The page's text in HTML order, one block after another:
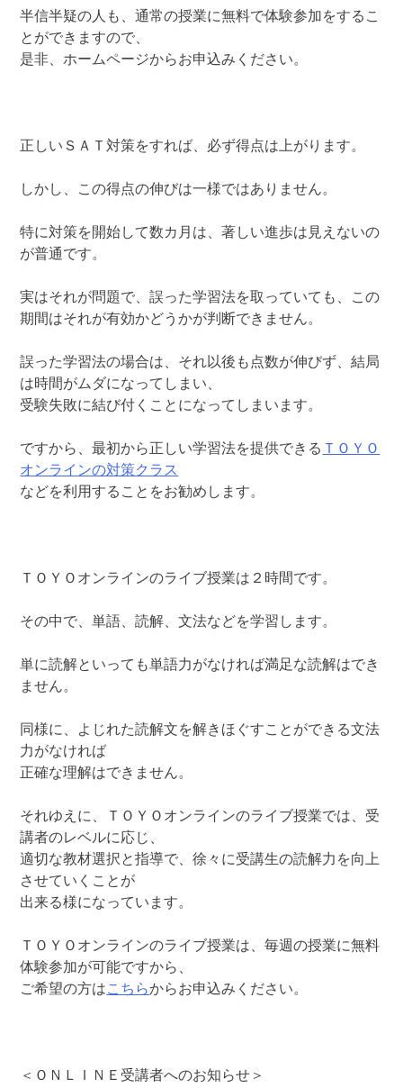
半信半疑の人も、通常の授業に無料で体験参加をするこ
とができますので、
是非、ホームページからお申込みください。
正しいＳＡＴ対策をすれば、必ず得点は上がります。
しかし、この得点の伸びは一様ではありません。
特に対策を開始して数カ月は、著しい進歩は見えないの
が普通です。
実はそれが問題で、誤った学習法を取っていても、この
期間はそれが有効かどうかが判断できません。
誤った学習法の場合は、それ以後も点数が伸びず、結局
は時間がムダになってしまい、
受験失敗に結び付くことになってしまいます。
ですから、最初から正しい学習法を提供できる ＴＯＹＯ
オンラインの対策クラス
などを利用することをお勧めします。
ＴＯＹＯオンラインのライブ授業は２時間です。
その中で、単語、読解、文法などを学習します。
単に読解といっても単語力がなければ満足な読解はでき
ません。
同様に、よじれた読解文を解きほぐすことができる文法
力がなければ
正確な理解はできません。
それゆえに、ＴＯＹＯオンラインのライブ授業では、受
講者のレベルに応じ、
適切な教材選択と指導で、徐々に受講生の読解力を向上
させていくことが
出来る様になっています。
ＴＯＹＯオンラインのライブ授業は、毎週の授業に無料
体験参加が可能ですから、
ご希望の方はこちらからお申込みください。
＜ＯＮＬＩＮＥ受講者へのお知らせ＞